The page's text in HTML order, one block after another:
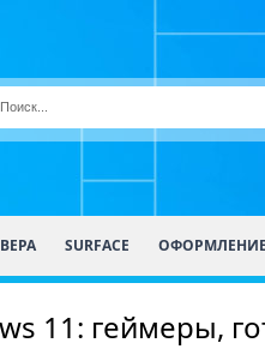
SURFACE ОФОРМЛЕНИЕ
11: геймеры,